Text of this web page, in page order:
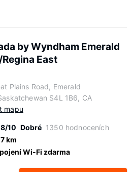
by Wyndham Emerald
East
Plains Road, Emerald
S4L 1B6, CA
mapu
10 Dobré 1350 hodnoceních
km
Wi-Fi zdarma